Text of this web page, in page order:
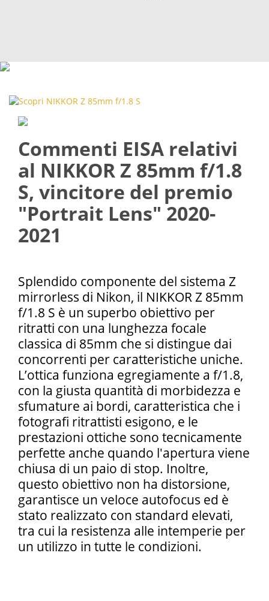
Commenti EISA relativi
al NIKKOR Z 85mm f/1.8
S, vincitore del premio
"Portrait Lens" 2020-
2021
Splendido componente del sistema Z
mirrorless di Nikon, il NIKKOR Z 85mm
f/1.8 S è un superbo obiettivo per
ritratti con una lunghezza focale
classica di 85mm che si distingue dai
concorrenti per caratteristiche uniche.
L’ottica funziona egregiamente a f/1.8,
con la giusta quantità di morbidezza e
sfumature ai bordi, caratteristica che i
fotografi ritrattisti esigono, e le
prestazioni ottiche sono tecnicamente
perfette anche quando l'apertura viene
chiusa di un paio di stop. Inoltre,
questo obiettivo non ha distorsione,
garantisce un veloce autofocus ed è
stato realizzato con standard elevati,
tra cui la resistenza alle intemperie per
un utilizzo in tutte le condizioni.